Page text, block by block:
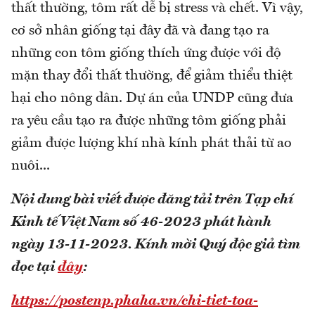
thất thường, tôm rất dễ bị stress và chết. Vì vậy,
cơ sở nhân giống tại đây đã và đang tạo ra
những con tôm giống thích ứng được với độ
mặn thay đổi thất thường, để giảm thiểu thiệt
hại cho nông dân. Dự án của UNDP cũng đưa
ra yêu cầu tạo ra được những tôm giống phải
giảm được lượng khí nhà kính phát thải từ ao
nuôi...
Nội dung bài viết được đăng tải trên Tạp chí
Kinh tế Việt Nam số 46-2023 phát hành
ngày 13-11-2023.Kính mời Quý độc giả tìm
đọc tại đây:
https://postenp.phaha.vn/chi-tiet-toa-